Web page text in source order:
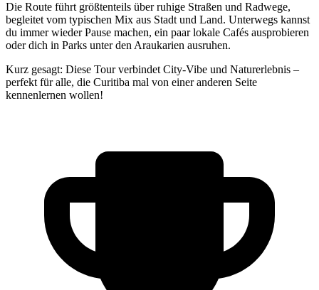
Die Route führt größtenteils über ruhige Straßen und Radwege,
begleitet vom typischen Mix aus Stadt und Land. Unterwegs kannst
du immer wieder Pause machen, ein paar lokale Cafés ausprobieren
oder dich in Parks unter den Araukarien ausruhen.
Kurz gesagt: Diese Tour verbindet City-Vibe und Naturerlebnis –
perfekt für alle, die Curitiba mal von einer anderen Seite
kennenlernen wollen!